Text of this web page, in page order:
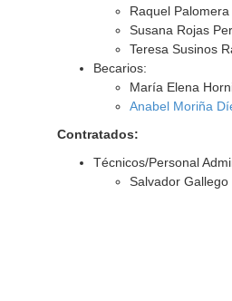
Raquel
Susana Rojas
Teresa Susinos
Becarios:
María Elena
Anabel Moriña
Contratados:
Técnicos/Personal
Salvador